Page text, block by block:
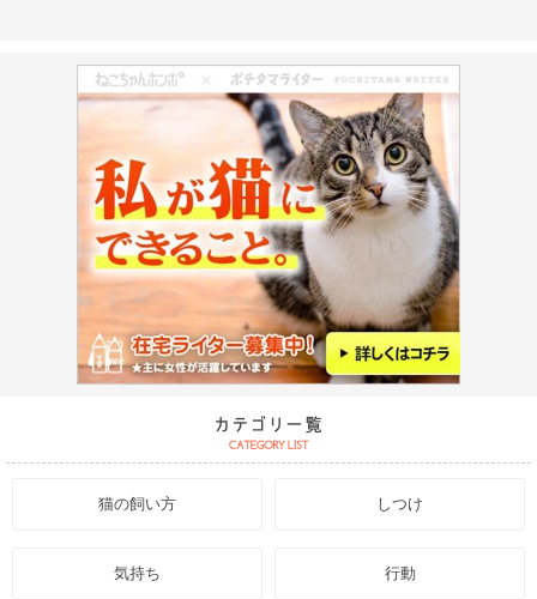
猫の飼い方 しつけ
気持ち 行動